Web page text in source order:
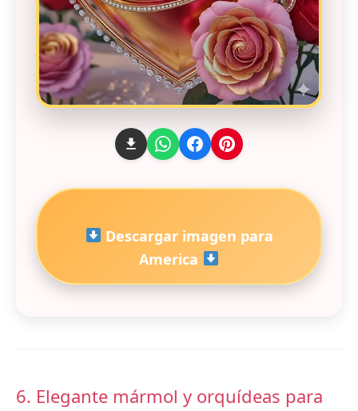
Descargar imagen para
America
6. Elegante mármol y orquídeas para